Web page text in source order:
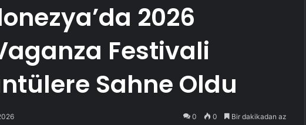
2026
Festivali
Sahne Oldu
0 0 Bir dakikadan az